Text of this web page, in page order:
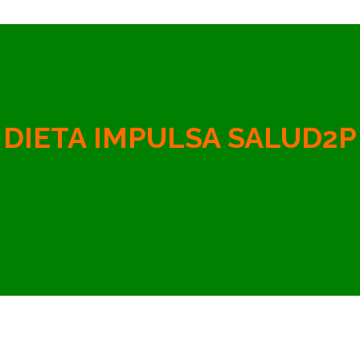
DIETA IMPULSA SALUD2P